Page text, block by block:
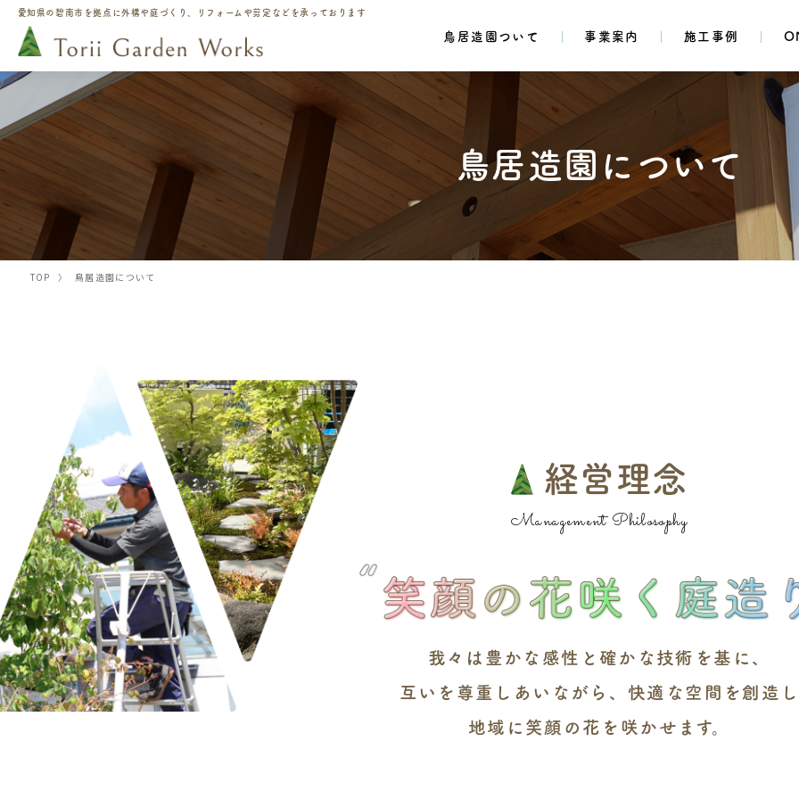
愛知県の碧南市を拠点に外構や庭づくり、リフォームや剪定などを承っております
鳥居造園ついて 事業案内 施工事例
鳥居造園について
TOP 〉 鳥居造園について
経営理念
Management Philosophy
我々は豊かな感性と 確かな技術を基に、
互いを尊重しあいながら、 快適な空間を創造し
地域に笑顔の花を咲かせます。